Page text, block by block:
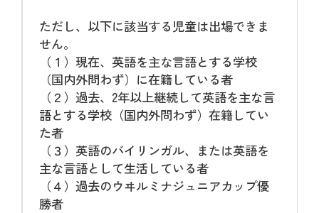
ただし、以下に該当する児童は出場できま
せん。
（１）現在、英語を主な言語とする学校
（国内外問わず）に在籍している者
（２）過去、2年以上継続して英語を主な言
語とする学校（国内外問わず）在籍してい
た者
（３）英語のバイリンガル、または英語を
主な言語として生活している者
（４）過去のウヰルミナジュニアカップ優
勝者